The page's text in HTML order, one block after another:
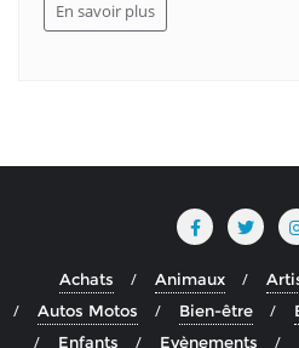
En savoir plus
Achats Animaux
Autos Motos
Bien-être
Enfants
Evènements